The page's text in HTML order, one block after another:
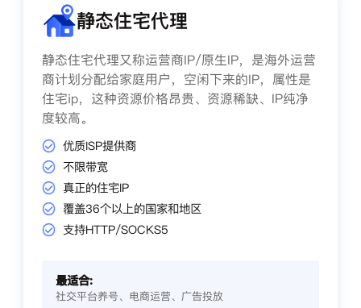
静态住宅代理
静态住宅代理又称运营商IP/原生IP，是海外运营
商计划分配给家庭用户，空闲下来的IP，属性是
住宅ip，这种资源价格昂贵、资源稀缺、IP纯净
度较高。
优质ISP提供商
不限带宽
真正的住宅IP
覆盖36个以上的国家和地区
支持HTTP/SOCKS5
最适合:
社交平台养号、电商运营、广告投放